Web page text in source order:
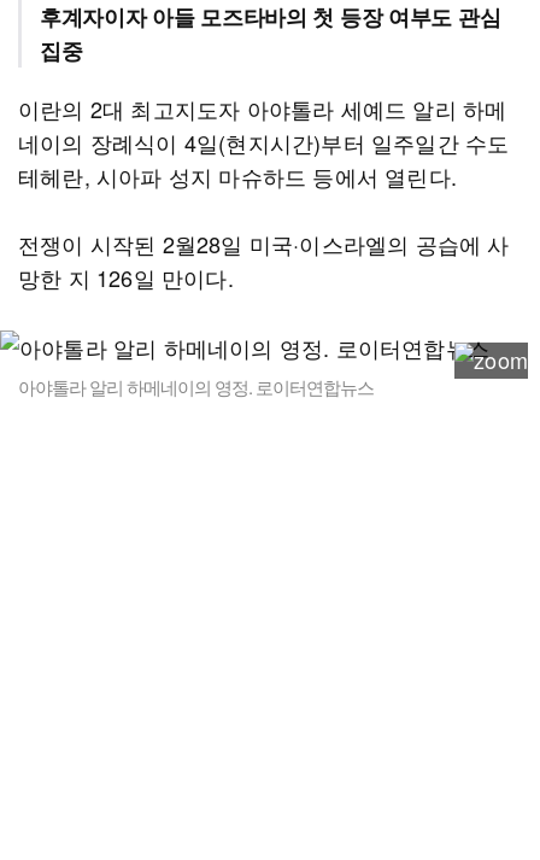
후계자이자 아들 모즈타바의 첫 등장 여부도 관심
집중
이란의 2대 최고지도자 아야톨라 세예드 알리 하메
네이의 장례식이 4일(현지시간)부터 일주일간 수도
테헤란, 시아파 성지 마슈하드 등에서 열린다.
전쟁이 시작된 2월28일 미국·이스라엘의 공습에 사
망한 지 126일 만이다.
아야톨라 알리 하메네이의 영정. 로이터연합뉴스